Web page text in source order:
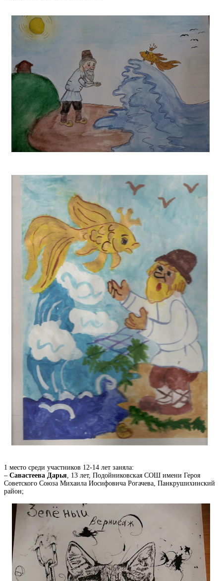
1 место среди участников 12-14 лет заняла:
– Савастеева Дарья , 13 лет, Подойниковская СОШ имени Героя
Советского Союза Михаила Иосифовича Рогачева, Панкрушихинский
район;